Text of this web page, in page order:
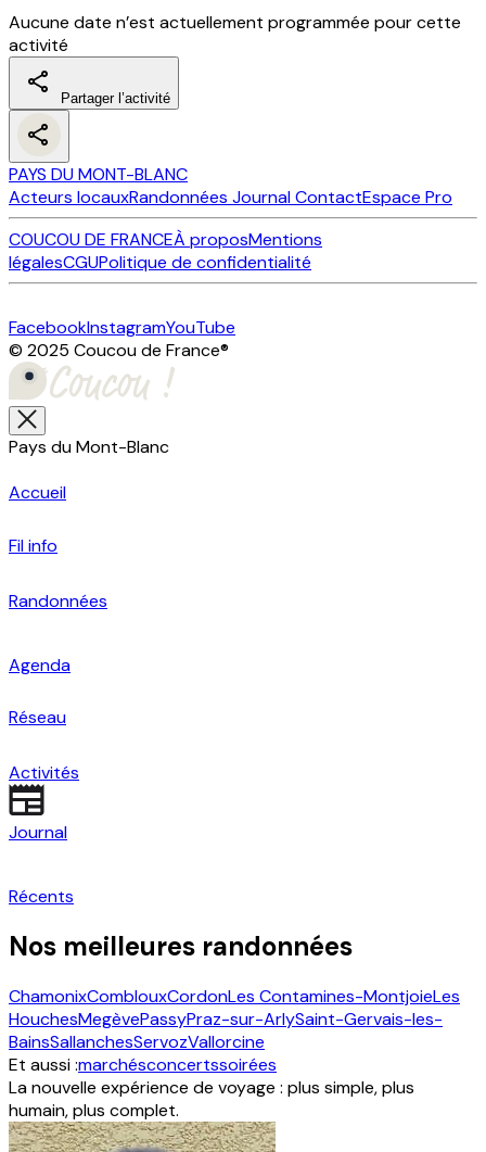
Aucune date n’est actuellement programmée pour cette
activité
Partager l’activité
PAYS DU MONT-BLANC
Acteurs locauxRandonnées JournalContactEspace Pro
COUCOU DE FRANCEÀ proposMentions
légalesCGUPolitique de confidentialité
FacebookInstagramYouTube
© 2025 Coucou de France®
Pays du Mont-Blanc
Accueil
Fil info
Randonnées
Agenda
Réseau
Activités
Journal
Récents
Nos meilleures randonnées
ChamonixComblouxCordonLes Contamines-MontjoieLes
HouchesMegèvePassyPraz-sur-ArlySaint-Gervais-les-
BainsSallanchesServozVallorcine
Et aussi :marchésconcertssoirées
La nouvelle expérience de voyage : plus simple, plus
humain, plus complet.